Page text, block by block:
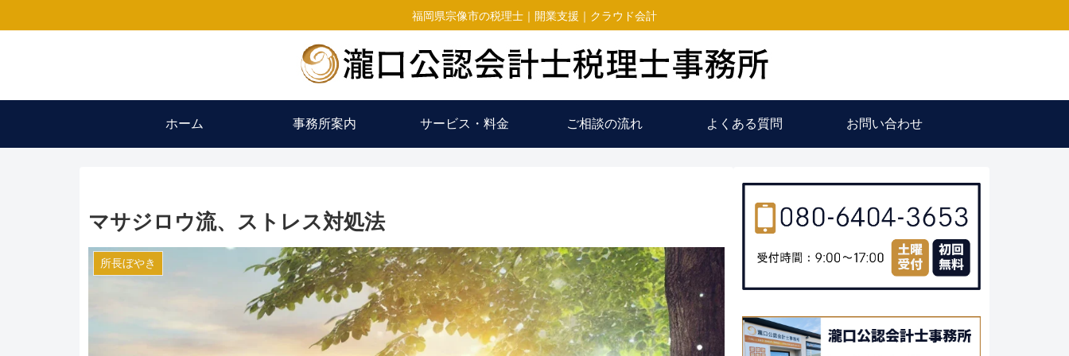
福岡県宗像市の税理士｜開業支援｜クラウド会計
ホーム 事務所案内 サービス・料金 ご相談の流れ よくある質問 お問い合わせ
マサジロウ流、ストレス対処法
所長ぼやき